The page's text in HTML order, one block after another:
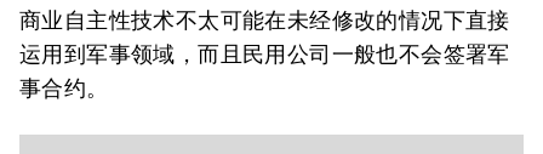
商业自主性技术不太可能在未经修改的情况下直接
运用到军事领域，而且民用公司一般也不会签署军
事合约。